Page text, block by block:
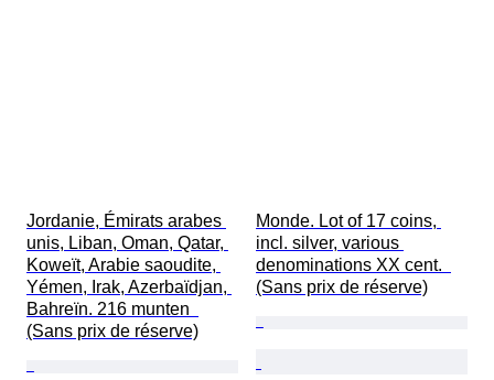
Jordanie, Émirats arabes
unis, Liban, Oman, Qatar,
Koweït, Arabie saoudite,
Yémen, Irak, Azerbaïdjan,
Bahreïn. 216 munten
(Sans prix de réserve)
Monde. Lot of 17 coins,
incl. silver, various
denominations XX cent.
(Sans prix de réserve)